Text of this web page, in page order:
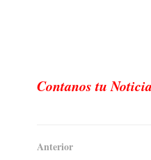
Contanos tu
Anterior